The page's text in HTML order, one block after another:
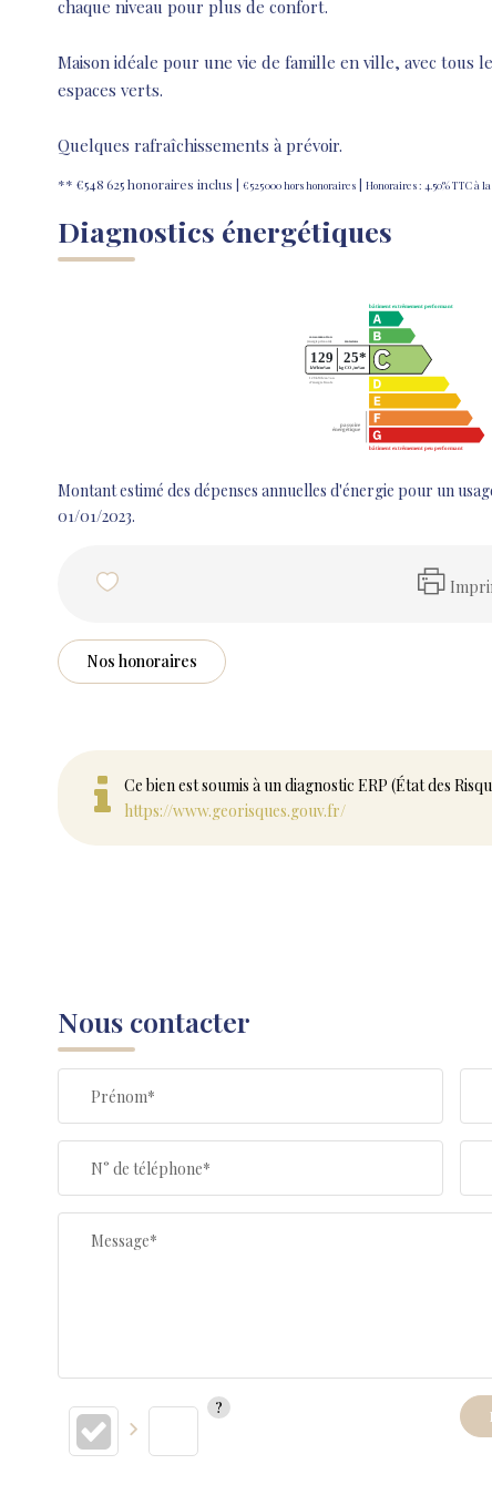
chaque niveau pour plus de confort.
Maison idéale pour une vie de famille en ville, avec
espaces verts.
Quelques rafraîchissements à prévoir.
** €548 625honoraires inclus | €525 000hors honoraires | Honoraires : 4.50% TTC à
Diagnostics énergétiques
Montant estimé des dépenses annuelles d'énergie pour un
01/01/2023.
Nos honoraires
Ce bien est soumis à un diagnostic ERP (État des
https://www.georisques.gouv.fr/
Nous contacter
Prénom*
N° de téléphone*
Message*